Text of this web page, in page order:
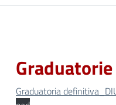
Graduatoria